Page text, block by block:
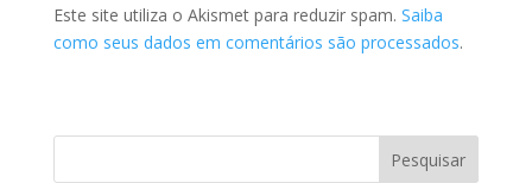
Este site utiliza o Akismet para reduzir spam. Saiba
como seus dados em comentários são processados.